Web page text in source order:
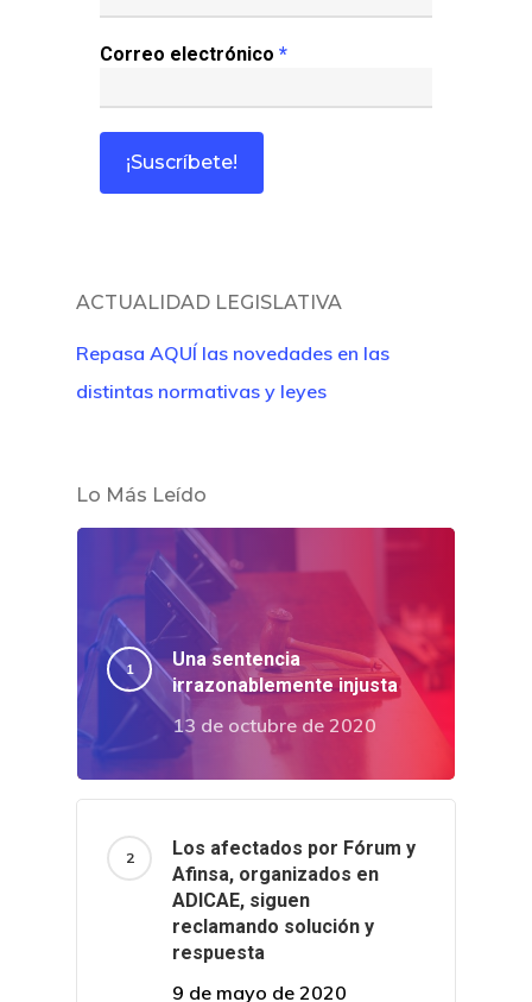
Correo electrónico *
ACTUALIDAD LEGISLATIVA
Repasa AQUÍ las novedades en las
distintas normativas y leyes
Lo Más Leído
Una sentencia
irrazonablemente injusta
13 de octubre de 2020
Los afectados por Fórum y
Afinsa, organizados en
ADICAE, siguen
reclamando solución y
respuesta
9 de mayo de 2020